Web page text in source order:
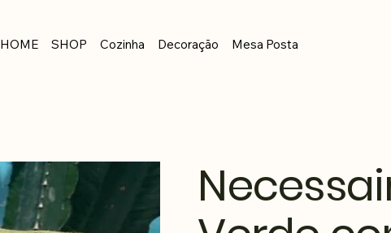
HOME SHOP Cozinha Decoração Mesa Posta